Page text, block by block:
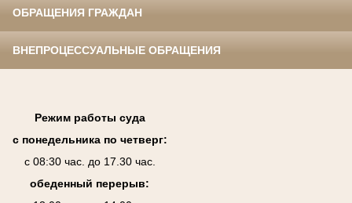
ОБРАЩЕНИЯ ГРАЖДАН
ВНЕПРОЦЕССУАЛЬНЫЕ ОБРАЩЕНИЯ
Режим работы суда
с понедельника по четверг:
с 08:30 час. до 17.30 час.
обеденный перерыв: